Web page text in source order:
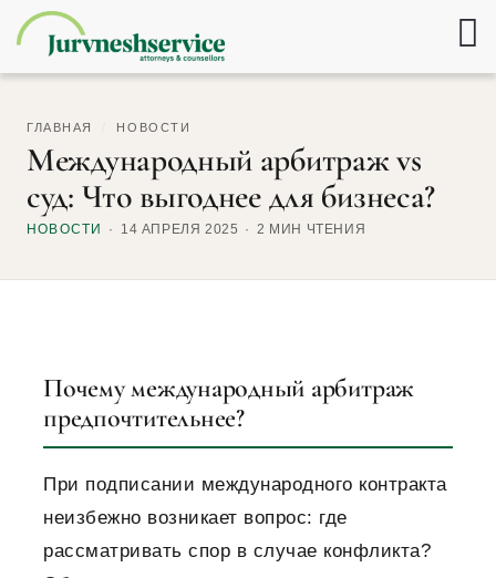
ГЛАВНАЯ НОВОСТИ
Международный арбитраж vs
суд: Что выгоднее для бизнеса?
НОВОСТИ 14 АПРЕЛЯ 2025 2 МИН ЧТЕНИЯ
Почему международный арбитраж
предпочтительнее?
При подписании международного контракта
неизбежно возникает вопрос: где
рассматривать спор в случае конфликта?